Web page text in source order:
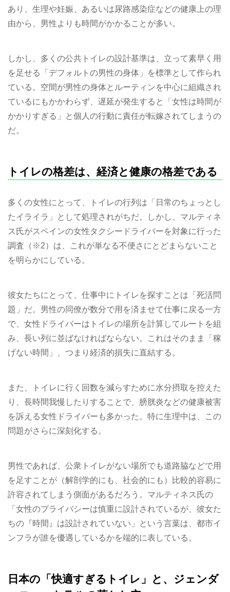
あり、生理や妊娠、あるいは尿路感染症などの健康上の理
由から、男性よりも時間がかかることが多い。
しかし、多くの公共トイレの設計基準は、立って素早く用
を足せる「デフォルトの男性の身体」を標準として作られ
ている。空間が男性の身体とルーティンを中心に組織され
ているにもかかわらず、遅延が発生すると「女性は時間が
かかりすぎる」と個人の行動に責任が転嫁されてしまうの
だ。
トイレの格差は、経済と健康の格差である
多くの女性にとって、トイレの行列は「日常のちょっとし
たイライラ」として処理されがちだ。しかし、マルティネ
ス氏がスペインの女性タクシードライバーを対象に行った
調査（※2）は、これが単なる不便さにとどまらないこと
を明らかにしている。
彼女たちにとって、仕事中にトイレを探すことは「死活問
題」だ。男性の同僚が数分で用を済ませて仕事に戻る一方
で、女性ドライバーはトイレの場所を計算してルートを組
み、長い列に並ばなければならない。これはそのまま「稼
げない時間」、つまり経済的損失に直結する。
また、トイレに行く回数を減らすために水分摂取を控えた
り、長時間我慢したりすることで、膀胱炎などの健康被害
を訴える女性ドライバーも多かった。特に生理中は、この
問題がさらに深刻化する。
男性であれば、公衆トイレがない場所でも道路脇などで用
を足すことが（解剖学的にも、社会的にも）比較的容易に
許容されてしまう側面があるだろう。マルティネス氏の
「女性のプライバシーは慎重に設計されているが、彼女た
ちの『時間』は設計されていない」という言葉は、都市イ
ンフラが誰を優遇しているかを端的に表している。
日本の「快適すぎるトイレ」と、ジェンダ